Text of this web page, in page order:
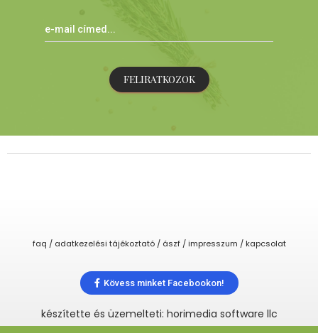
FELIRATKOZOK
faq / adatkezelési tájékoztató / ászf / impresszum / kapcsolat
Kövess minket Facebookon!
készítette és üzemelteti: horimedia software llc